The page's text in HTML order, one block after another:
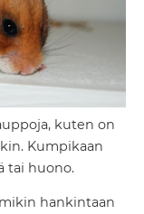
kuten on
Kumpikaan
tai huono.
hankintaan